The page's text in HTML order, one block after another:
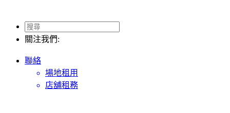
關注我們:
聯絡
場地租用
店舖租務